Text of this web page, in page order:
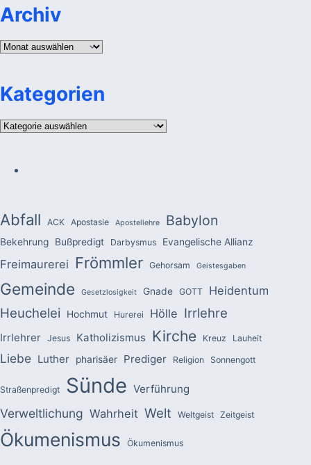
Archiv
Archiv
Kategorien
Kategorien
Abfall ACK Apostasie Apostellehre Babylon
Bekehrung Bußpredigt Darbysmus Evangelische Allianz
Freimaurerei Frömmler Gehorsam Geistesgaben
Gemeinde Gesetzlosigkeit Gnade GOTT Heidentum
Heuchelei Hochmut Hurerei Hölle Irrlehre
Irrlehrer Jesus Katholizismus Kirche Kreuz Lauheit
Liebe Luther pharisäer Prediger Religion Sonnengott
Straßenpredigt Sünde Verführung
Verweltlichung Wahrheit Welt Weltgeist Zeitgeist
Ökumenismus Ökumenismus